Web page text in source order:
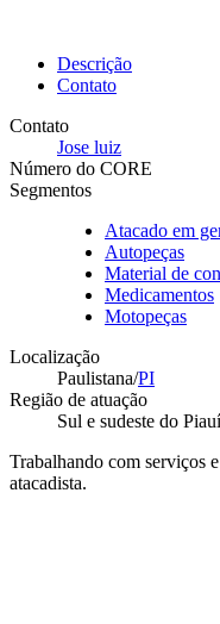
Descrição
Contato
Contato
Jose luiz
Número do CORE
Segmentos
Atacado em
Autopeças
Material de
Medicamentos
Motopeças
Localização
Paulistana/PI
Região de atuação
Sul e sudeste do Piauí
Trabalhando com serviços
atacadista.